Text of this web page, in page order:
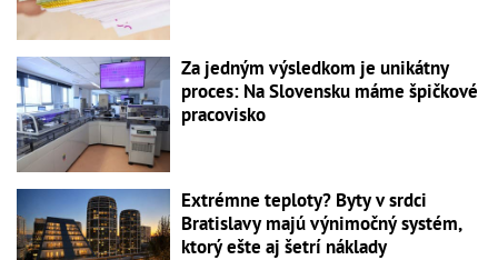
Za jedným výsledkom je unikátny
proces: Na Slovensku máme špičkové
pracovisko
Extrémne teploty? Byty v srdci
Bratislavy majú výnimočný systém,
ktorý ešte aj šetrí náklady